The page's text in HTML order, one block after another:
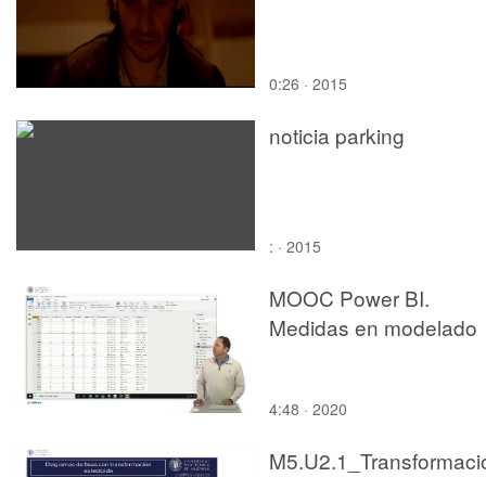
0:26 · 2015
noticia parking
: · 2015
MOOC Power BI.
Medidas en modelado
4:48 · 2020